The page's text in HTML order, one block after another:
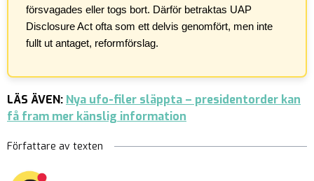
försvagades eller togs bort. Därför betraktas UAP
Disclosure Act ofta som ett delvis genomfört, men inte
fullt ut antaget, reformförslag.
LÄS ÄVEN: Nya ufo-filer släppta – presidentorder kan
få fram mer känslig information
Författare av texten